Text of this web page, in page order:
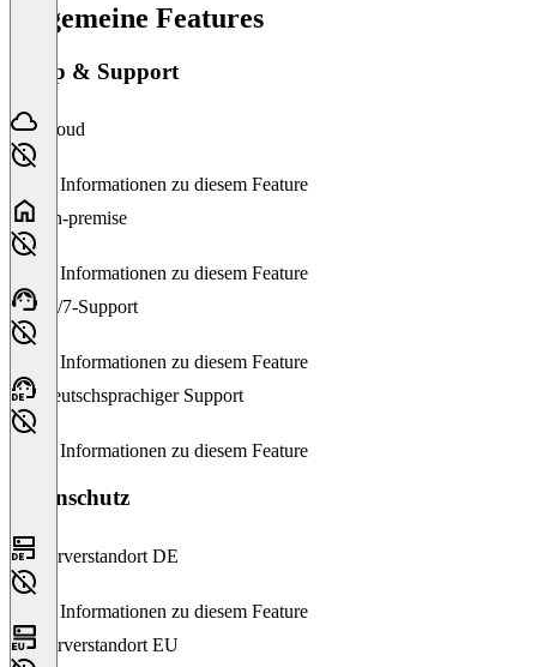
Allgemeine Features
Setup & Support
Cloud
Keine Informationen zu diesem Feature
On-premise
Keine Informationen zu diesem Feature
24/7-Support
Keine Informationen zu diesem Feature
Deutschsprachiger Support
Keine Informationen zu diesem Feature
Datenschutz
Serverstandort DE
Keine Informationen zu diesem Feature
Serverstandort EU